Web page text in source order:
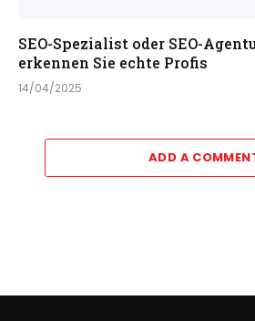
SEO-Spezialist oder SEO-
erkennen Sie echte Profis
14/04/2025
ADD A